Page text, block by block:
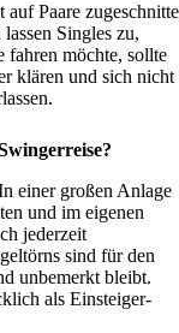
Paare
Singles zu,
fahren möchte, sollte
klären und sich nicht
einer großen Anlage
und im eigenen
jederzeit
sind für den
unbemerkt bleibt.
als Einsteiger-